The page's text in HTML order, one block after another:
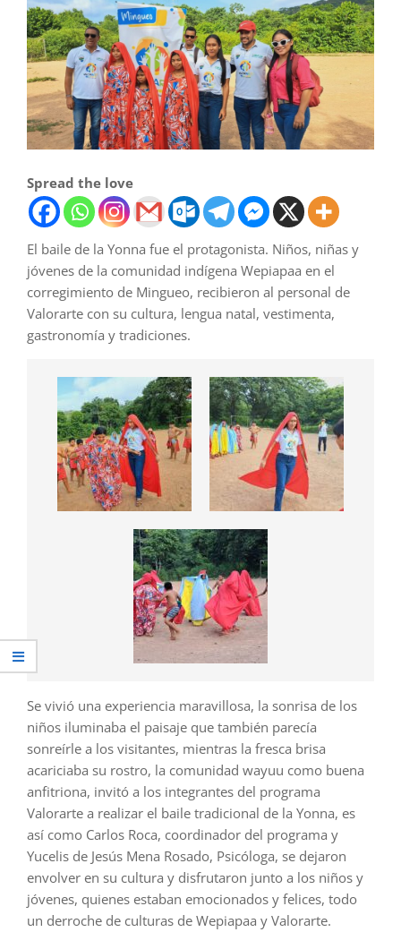
Spread the love
El baile de la Yonna fue el protagonista. Niños, niñas y
jóvenes de la comunidad indígena Wepiapaa en el
corregimiento de Mingueo, recibieron al personal de
Valorarte con su cultura, lengua natal, vestimenta,
gastronomía y tradiciones.
Se vivió una experiencia maravillosa, la sonrisa de los
niños iluminaba el paisaje que también parecía
sonreírle a los visitantes, mientras la fresca brisa
acariciaba su rostro, la comunidad wayuu como buena
anfitriona, invitó a los integrantes del programa
Valorarte a realizar el baile tradicional de la Yonna, es
así como Carlos Roca, coordinador del programa y
Yucelis de Jesús Mena Rosado, Psicóloga, se dejaron
envolver en su cultura y disfrutaron junto a los niños y
jóvenes, quienes estaban emocionados y felices, todo
un derroche de culturas de Wepiapaa y Valorarte.